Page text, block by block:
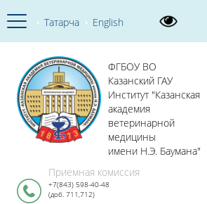
Татарча English
ФГБОУ ВО
Казанский ГАУ
Институт "Казанская
академия
ветеринарной
медицины
имени Н.Э. Баумана"
Приемная комиссия
+7(843) 598-40-48
(доб. 711,712)